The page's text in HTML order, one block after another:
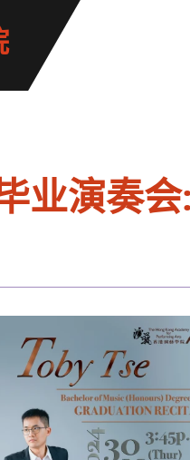
业演奏